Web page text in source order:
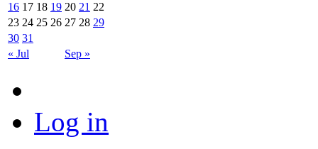
« Jul Sep »
16 17 18 19 20 21 22
23 24 25 26 27 28 29
30 31
Log in